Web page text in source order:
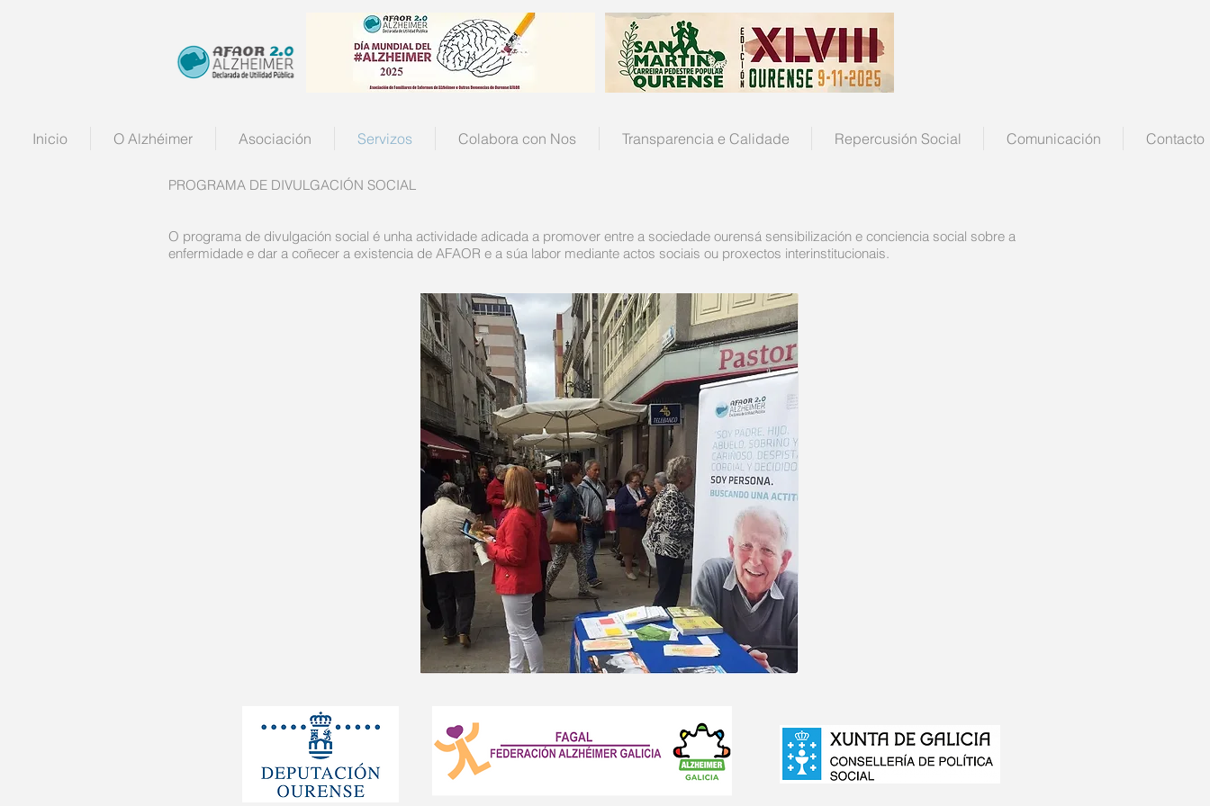
Inicio O Alzhéimer Asociación Servizos Colabora con Nos Transparencia e Calidade Repercusión Social Comunicación Contacto
PROGRAMA DE DIVULGACIÓN SOCIAL
O programa de divulgación social é unha actividade adicada a promover entre a sociedade ourensá sensibilización e conciencia social sobre a
enfermidade e dar a coñecer a existencia de AFAOR e a súa labor mediante actos sociais ou proxectos interinstitucionais.